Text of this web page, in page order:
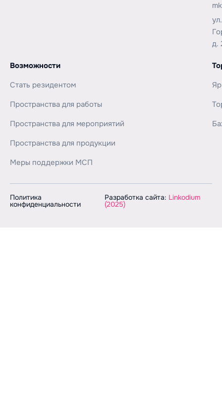
д.
Возможности
Стать резидентом
Пространства для работы
Пространства для мероприятий
Пространства для продукции
Меры поддержки МСП
Политика
конфиденциальности
Разработка сайта: Linkodium
(2025)